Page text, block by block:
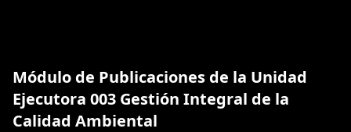
Módulo de Publicaciones de la Unidad
Ejecutora 003 Gestión Integral de la
Calidad Ambiental